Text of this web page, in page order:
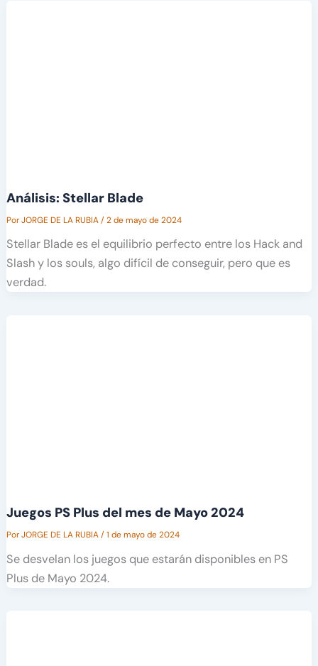
Análisis: Stellar Blade
PorJORGE DE LA RUBIA/2 de mayo de 2024
Stellar Blade es el equilibrio perfecto entre los Hack and
Slash y los souls, algo difícil de conseguir, pero que es
verdad.
Juegos PS Plus del mes de Mayo 2024
PorJORGE DE LA RUBIA/1 de mayo de 2024
Se desvelan los juegos que estarán disponibles en PS
Plus de Mayo 2024.